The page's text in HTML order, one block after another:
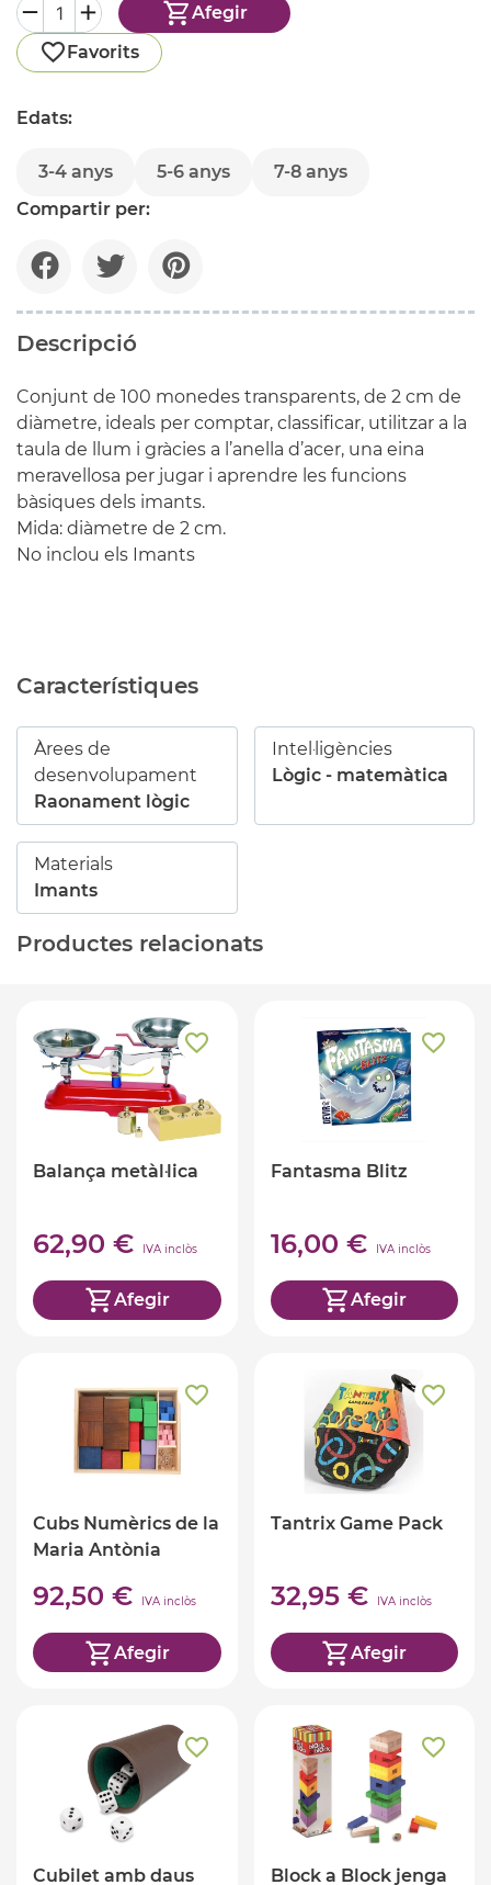
Afegir
Favorits
Edats:
3-4 anys 5-6 anys
7-8 anys
Compartir per:
Descripció
Conjunt de 100 monedes transparents, de 2 cm de
diàmetre, ideals per comptar, classificar, utilitzar a la
taula de llum i gràcies a l’anella d’acer, una eina
meravellosa per jugar i aprendre les funcions
bàsiques dels imants.
Mida: diàmetre de 2 cm.
No inclou els Imants
Característiques
Àrees de
desenvolupament
Raonament lògic
Intel·ligències
Lògic - matemàtica
Materials
Imants
Productes relacionats
Balança metàl·lica
62,90 € IVA inclòs
Afegir
Fantasma Blitz
16,00 € IVA inclòs
Afegir
Cubs Numèrics de la
Maria Antònia
92,50 € IVA inclòs
Afegir
Tantrix Game Pack
32,95 € IVA inclòs
Afegir
Cubilet amb daus Block a Block jenga